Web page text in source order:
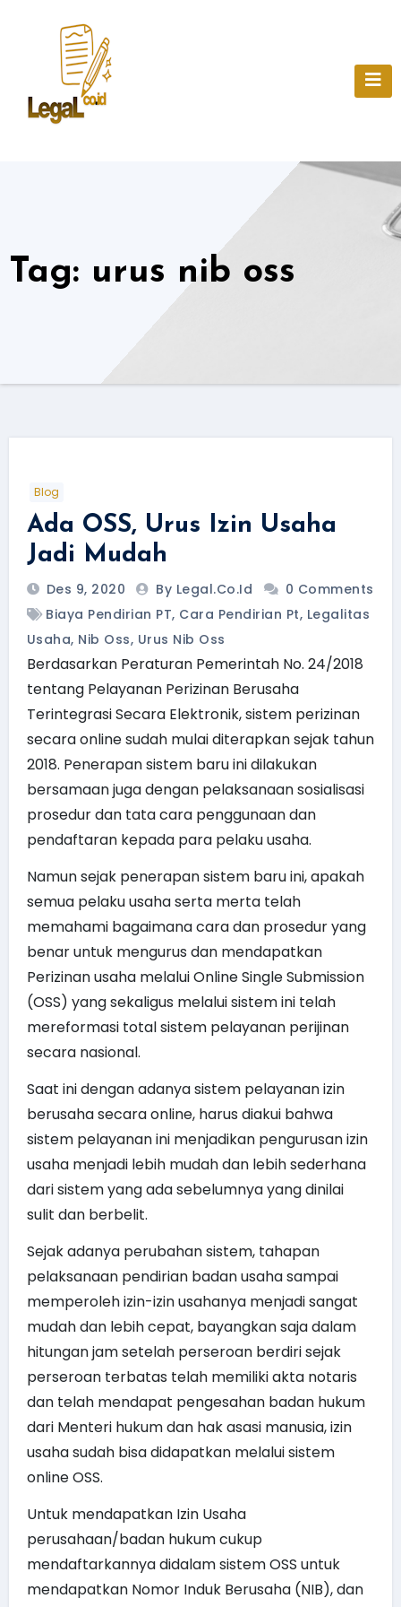
Tag: urus nib oss
Blog
Ada OSS, Urus Izin Usaha
Jadi Mudah
Des 9, 2020 By Legal.Co.id
0 Comments
Biaya Pendirian PT, Cara Pendirian Pt, Legalitas
Usaha, Nib Oss, Urus Nib Oss
Berdasarkan Peraturan Pemerintah No. 24/2018
tentang Pelayanan Perizinan Berusaha
Terintegrasi Secara Elektronik, sistem perizinan
secara online sudah mulai diterapkan sejak tahun
2018. Penerapan sistem baru ini dilakukan
bersamaan juga dengan pelaksanaan sosialisasi
prosedur dan tata cara penggunaan dan
pendaftaran kepada para pelaku usaha.
Namun sejak penerapan sistem baru ini, apakah
semua pelaku usaha serta merta telah
memahami bagaimana cara dan prosedur yang
benar untuk mengurus dan mendapatkan
Perizinan usaha melalui Online Single Submission
(OSS) yang sekaligus melalui sistem ini telah
mereformasi total sistem pelayanan perijinan
secara nasional.
Saat ini dengan adanya sistem pelayanan izin
berusaha secara online, harus diakui bahwa
sistem pelayanan ini menjadikan pengurusan izin
usaha menjadi lebih mudah dan lebih sederhana
dari sistem yang ada sebelumnya yang dinilai
sulit dan berbelit.
Sejak adanya perubahan sistem, tahapan
pelaksanaan pendirian badan usaha sampai
memperoleh izin-izin usahanya menjadi sangat
mudah dan lebih cepat, bayangkan saja dalam
hitungan jam setelah perseroan berdiri sejak
perseroan terbatas telah memiliki akta notaris
dan telah mendapat pengesahan badan hukum
dari Menteri hukum dan hak asasi manusia, izin
usaha sudah bisa didapatkan melalui sistem
online OSS.
Untuk mendapatkan Izin Usaha
perusahaan/badan hukum cukup
mendaftarkannya didalam sistem OSS untuk
mendapatkan Nomor Induk Berusaha (NIB), dan